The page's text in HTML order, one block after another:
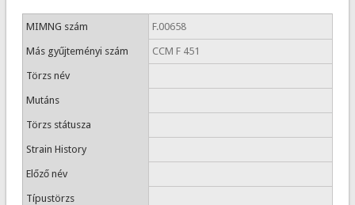
MIMNG szám F.00658
Más gyűjteményi szám CCM F 451
Törzs név
Mutáns
Törzs státusza
Strain History
Előző név
Típustörzs